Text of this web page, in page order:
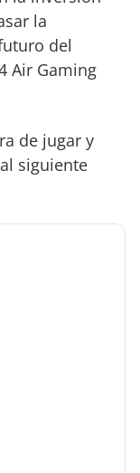
la
del
Air Gaming
de jugar y
siguiente